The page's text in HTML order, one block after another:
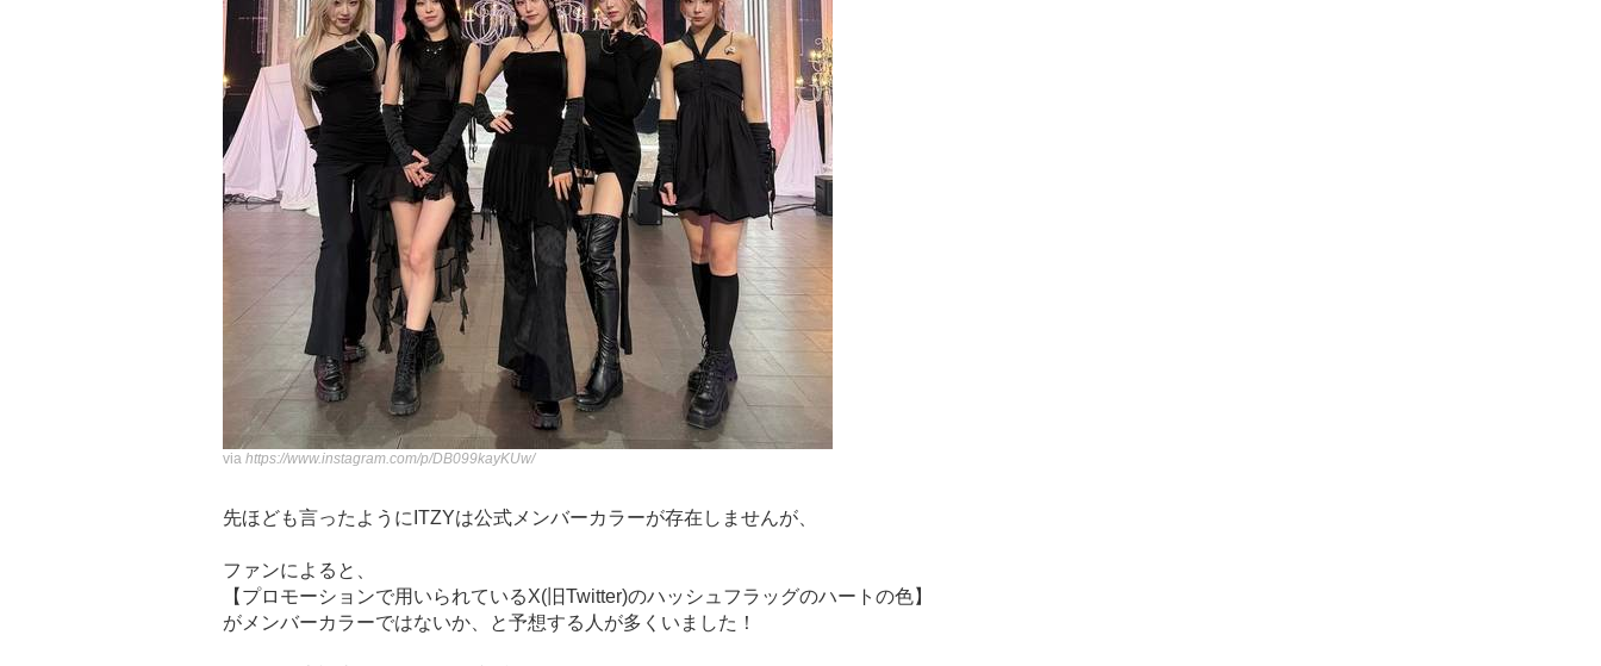
via https://www.instagram.com/p/DB099kayKUw/
先ほども言ったようにITZYは公式メンバーカラーが存在しませんが、
ファンによると、
【プロモーションで用いられているX(旧Twitter)のハッシュフラッグのハートの色】
がメンバーカラーではないか、と予想する人が多くいました！